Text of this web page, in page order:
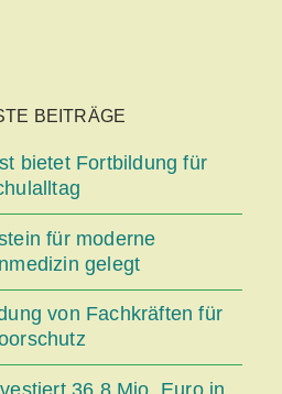
BEITRÄGE
bietet Fortbildung für
für moderne
gelegt
von Fachkräften für